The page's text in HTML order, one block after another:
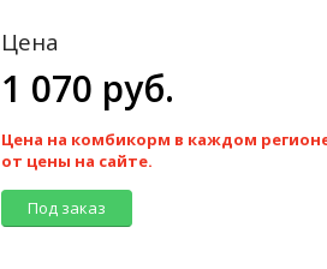
Цена
1 070 руб.
Цена на комбикорм в каждом
от цены на сайте.
Под заказ